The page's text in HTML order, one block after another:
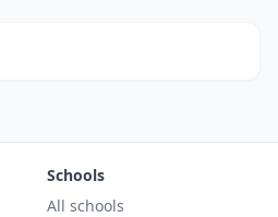
Schools
All schools